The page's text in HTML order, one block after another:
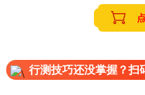
行测技巧还没掌握？扫